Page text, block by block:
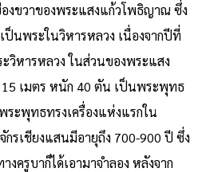
งขวาของพระแสงแก้วโพธิญาณ ซึ่ง
นพระในวิหารหลวง เนื่องจากปีที่
วิหารหลวง ในส่วนของพระแสง
เมตร หนัก 40 ตัน เป็นพระพุทธ
ะพุทธทรงเครื่องแห่งแรกใน
รเชียงแสนมีอายุถึง 700-900 ปี ซึ่ง
ครูบาก็ได้เอามาจำลอง หลังจาก